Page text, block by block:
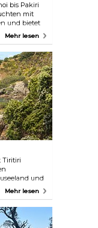
bis Pakiri
mit
und bietet
hat
„Slow
Mehr lesen
Tiritiri
und
mit der Fähre
und
für alle,
lieben.
Mehr lesen